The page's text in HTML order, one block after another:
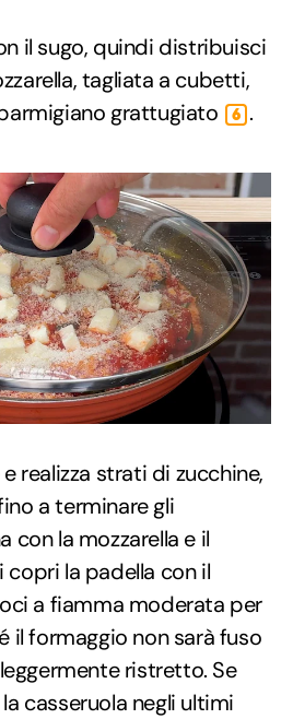
il sugo, quindi distribuisci
tagliata a cubetti,
grattugiato
6 .
realizza strati di zucchine,
a terminare gli
con la mozzarella e il
la padella con il
a fiamma moderata per
il formaggio non sarà fuso
ristretto. Se
casseruola negli ultimi